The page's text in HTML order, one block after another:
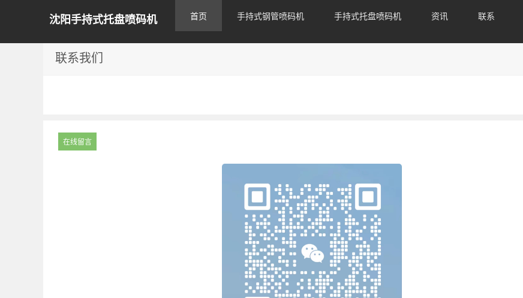
沈阳手持式托盘喷码机 首页 手持式钢管喷码机 手持式托盘喷码机 资讯 联系
联系我们
在线留言